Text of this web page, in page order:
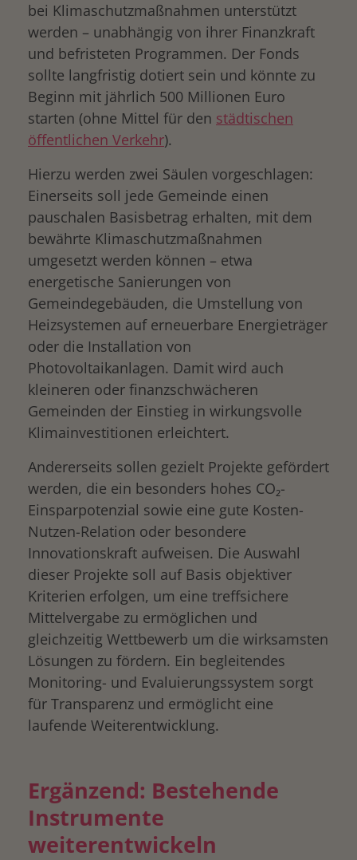
bei Klimaschutzmaßnahmen unterstützt
werden – unabhängig von ihrer Finanzkraft
und befristeten Programmen. Der Fonds
sollte langfristig dotiert sein und könnte zu
Beginn mit jährlich 500 Millionen Euro
starten (ohne Mittel für den städtischen
öffentlichen Verkehr).
Hierzu werden zwei Säulen vorgeschlagen:
Einerseits soll jede Gemeinde einen
pauschalen Basisbetrag erhalten, mit dem
bewährte Klimaschutzmaßnahmen
umgesetzt werden können – etwa
energetische Sanierungen von
Gemeindegebäuden, die Umstellung von
Heizsystemen auf erneuerbare Energieträger
oder die Installation von
Photovoltaikanlagen. Damit wird auch
kleineren oder finanzschwächeren
Gemeinden der Einstieg in wirkungsvolle
Klimainvestitionen erleichtert.
Andererseits sollen gezielt Projekte gefördert
werden, die ein besonders hohes CO₂-
Einsparpotenzial sowie eine gute Kosten-
Nutzen-Relation oder besondere
Innovationskraft aufweisen. Die Auswahl
dieser Projekte soll auf Basis objektiver
Kriterien erfolgen, um eine treffsichere
Mittelvergabe zu ermöglichen und
gleichzeitig Wettbewerb um die wirksamsten
Lösungen zu fördern. Ein begleitendes
Monitoring- und Evaluierungssystem sorgt
für Transparenz und ermöglicht eine
laufende Weiterentwicklung.
Ergänzend: Bestehende
Instrumente
weiterentwickeln